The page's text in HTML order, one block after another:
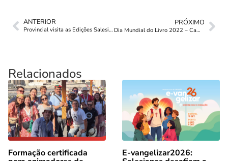
ANTERIOR
Provincial visita as Edições Salesianas
PRÓXIMO
Dia Mundial do Livro 2022 – Campanha Especial
Relacionados
Formação certificada E-vangelizar2026: